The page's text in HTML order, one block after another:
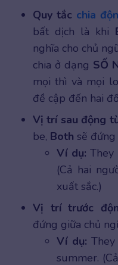
Quy tắc chia
bất dịch là khi
nghĩa cho chủ
chia ở dạng SỐ
mọi thì và mọi
đề cập đến hai
Vị trí sau động
be, Both sẽ
Ví dụ: They
(Cả hai
xuất sắc.)
Vị trí trước
đứng giữa chủ
Ví dụ: They
summer.